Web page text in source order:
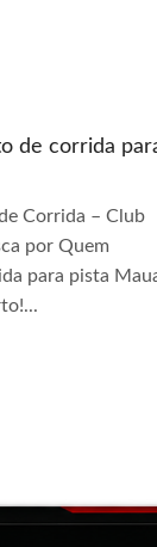
de corrida
Corrida – Club
por Quem
para pista